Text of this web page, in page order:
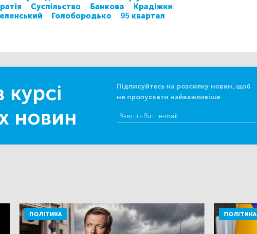
Суспільство Банкова
Крадіжки
Голобородько 95 квартал
курсі
новин
Підписуйтесь на розсилку новин, щоб
не пропускати найважливіше
ПОЛІТИКА ПОЛІТИКА